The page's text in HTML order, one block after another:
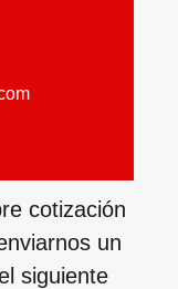
cotización
un
siguiente